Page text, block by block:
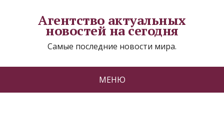
Агентство актуальных
новостей на сегодня
Самые последние новости мира.
МЕНЮ